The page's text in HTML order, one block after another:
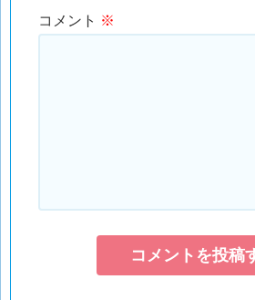
コメント ※